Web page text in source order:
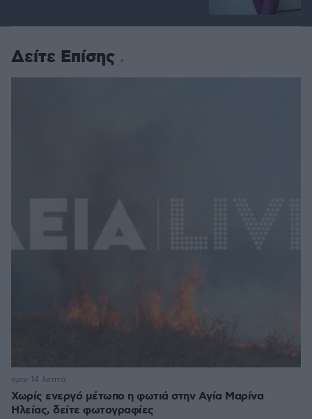
Δείτε Επίσης
Χωρίς ενεργό μέτωπο η φωτιά στην Aγία Μαρίνα
Ηλείας, δείτε φωτογραφίες
πριν 14 λεπτά